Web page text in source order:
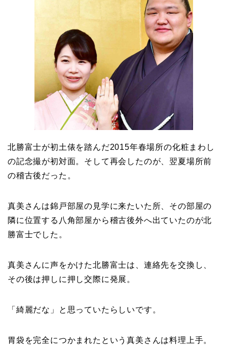
北勝富士が初土俵を踏んだ2015年春場所の化粧まわし
の記念撮が初対面。そして再会したのが、翌夏場所前
の稽古後だった。
真美さんは錦戸部屋の見学に来たいた所、その部屋の
隣に位置する八角部屋から稽古後外へ出ていたのが北
勝富士でした。
真美さんに声をかけた北勝富士は、連絡先を交換し、
その後は押しに押し交際に発展。
「綺麗だな」と思っていたらしいです。
胃袋を完全につかまれたという真美さんは料理上手。